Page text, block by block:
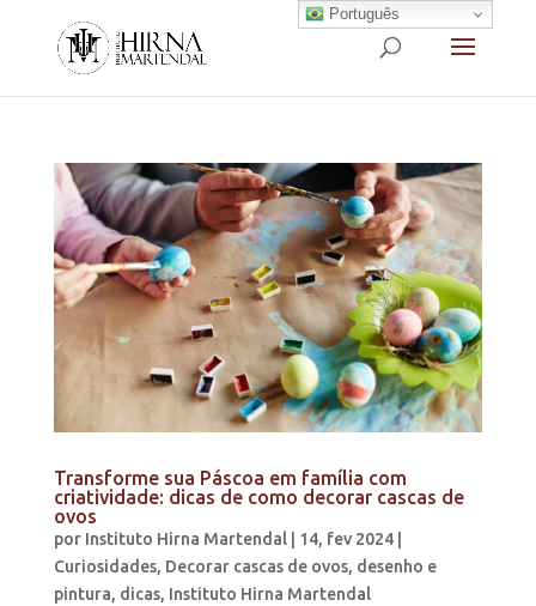
Transforme sua Páscoa em família com
criatividade: dicas de como decorar cascas de
ovos
por Instituto Hirna Martendal| 14, fev 2024|
Curiosidades, Decorar cascas de ovos, desenho e
pintura, dicas, Instituto Hirna Martendal
Português